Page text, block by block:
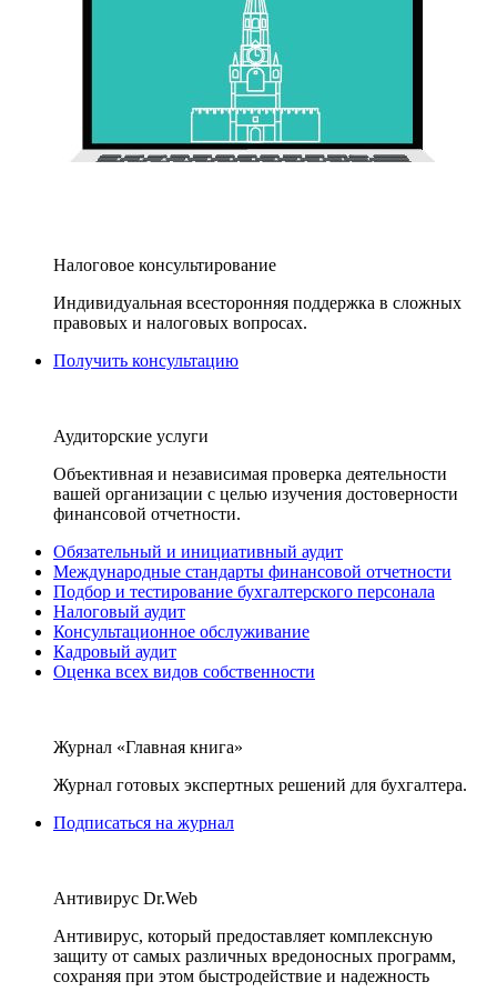
Налоговое консультирование
Индивидуальная всесторонняя поддержка в сложных
правовых и налоговых вопросах.
Получить консультацию
Аудиторские услуги
Объективная и независимая проверка деятельности
вашей организации с целью изучения достоверности
финансовой отчетности.
Обязательный и инициативный аудит
Международные стандарты финансовой отчетности
Подбор и тестирование бухгалтерского персонала
Налоговый аудит
Консультационное обслуживание
Кадровый аудит
Оценка всех видов собственности
Журнал «Главная книга»
Журнал готовых экспертных решений для бухгалтера.
Подписаться на журнал
Антивирус Dr.Web
Антивирус, который предоставляет комплексную
защиту от самых различных вредоносных программ,
сохраняя при этом быстродействие и надежность